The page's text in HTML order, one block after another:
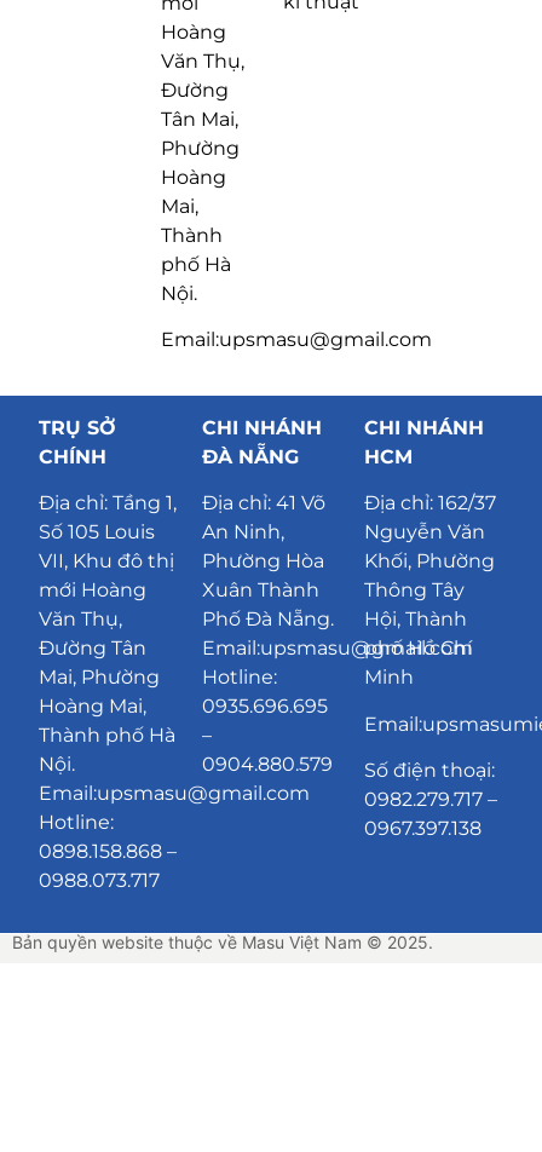
Hoàng
Văn Thụ,
Đường
Tân Mai,
Phường
Hoàng
Mai,
Thành
phố Hà
Nội.
Email:upsmasu@gmail.com
TRỤ SỞ
CHÍNH
Địa chỉ:Tầng 1,
Số 105 Louis
VII, Khu đô thị
mới Hoàng
Văn Thụ,
Đường Tân
Mai, Phường
Hoàng Mai,
Thành phố Hà
Nội.
Email:upsmasu@gmail.com
Hotline:
0898.158.868 –
0988.073.717
CHI NHÁNH
ĐÀ NẴNG
Địa chỉ: 41 Võ
An Ninh,
Phường Hòa
Xuân Thành
Phố Đà Nẵng.
Email:upsmasu@gmail.com
Hotline:
0935.696.695
–
0904.880.579
CHI NHÁNH
HCM
Địa chỉ: 162/37
Nguyễn Văn
Khối, Phường
Thông Tây
Hội, Thành
phố Hồ Chí
Minh
Số điện thoại:
0982.279.717 –
0967.397.138
Bản quyền website thuộc về Masu Việt Nam © 2025.